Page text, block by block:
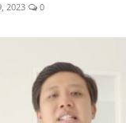
2023 0